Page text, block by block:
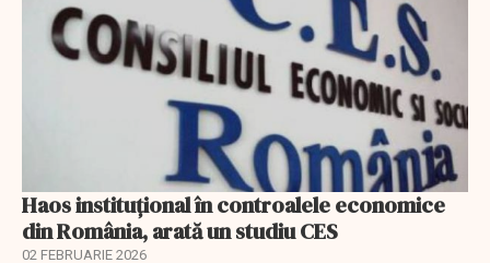
Haos instituțional în controalele economice
din România, arată un studiu CES
02 FEBRUARIE 2026